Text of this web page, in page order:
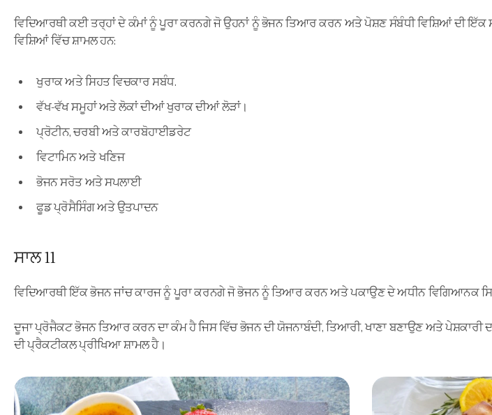
ਵਿਦਿਆਰਥੀ ਕਈ ਤਰ੍ਹਾਂ ਦੇ ਕੰਮਾਂ ਨੂੰ ਪੂਰਾ ਕਰਨਗੇ ਜੋ ਉਹਨਾਂ ਨੂੰ ਭੋਜਨ ਤਿਆਰ ਕਰਨ ਅਤੇ ਪੋਸ਼ਣ ਸੰਬੰਧੀ ਵਿਸ਼ਿਆਂ ਦੀ ਇੱਕ
ਵਿਸ਼ਿਆਂ ਵਿੱਚ ਸ਼ਾਮਲ ਹਨ:
ਖੁਰਾਕ ਅਤੇ ਸਿਹਤ ਵਿਚਕਾਰ ਸਬੰਧ.
ਵੱਖ-ਵੱਖ ਸਮੂਹਾਂ ਅਤੇ ਲੋਕਾਂ ਦੀਆਂ ਖੁਰਾਕ ਦੀਆਂ ਲੋੜਾਂ।
ਪ੍ਰੋਟੀਨ, ਚਰਬੀ ਅਤੇ ਕਾਰਬੋਹਾਈਡਰੇਟ
ਵਿਟਾਮਿਨ ਅਤੇ ਖਣਿਜ
ਭੋਜਨ ਸਰੋਤ ਅਤੇ ਸਪਲਾਈ
ਫੂਡ ਪ੍ਰੋਸੈਸਿੰਗ ਅਤੇ ਉਤਪਾਦਨ
ਸਾਲ 11
ਵਿਦਿਆਰਥੀ ਇੱਕ ਭੋਜਨ ਜਾਂਚ ਕਾਰਜ ਨੂੰ ਪੂਰਾ ਕਰਨਗੇ ਜੋ ਭੋਜਨ ਨੂੰ ਤਿਆਰ ਕਰਨ ਅਤੇ ਪਕਾਉਣ ਦੇ ਅਧੀਨ ਵਿਗਿਆਨਕ
ਦੂਜਾ ਪ੍ਰੋਜੈਕਟ ਭੋਜਨ ਤਿਆਰ ਕਰਨ ਦਾ ਕੰਮ ਹੈ ਜਿਸ ਵਿੱਚ ਭੋਜਨ ਦੀ ਯੋਜਨਾਬੰਦੀ, ਤਿਆਰੀ, ਖਾਣਾ ਬਣਾਉਣ ਅਤੇ ਪੇਸ਼ਕਾਰੀ
ਦੀ ਪ੍ਰੈਕਟੀਕਲ ਪ੍ਰੀਖਿਆ ਸ਼ਾਮਲ ਹੈ।